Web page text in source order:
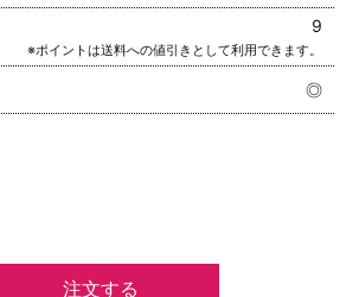
9
※ポイントは送料への値引きとして利用できます。
◎